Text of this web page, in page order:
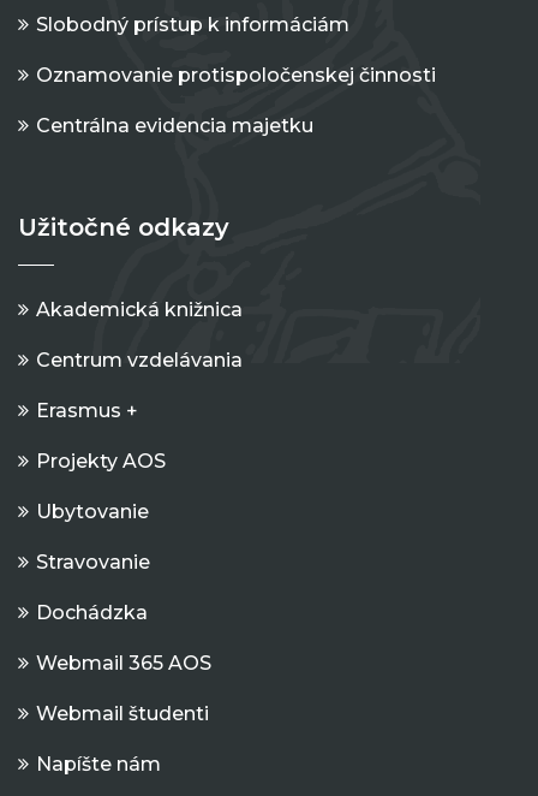
Slobodný prístup k informáciám
Oznamovanie protispoločenskej činnosti
Centrálna evidencia majetku
Užitočné odkazy
Akademická knižnica
Centrum vzdelávania
Erasmus +
Projekty AOS
Ubytovanie
Stravovanie
Dochádzka
Webmail 365 AOS
Webmail študenti
Napíšte nám